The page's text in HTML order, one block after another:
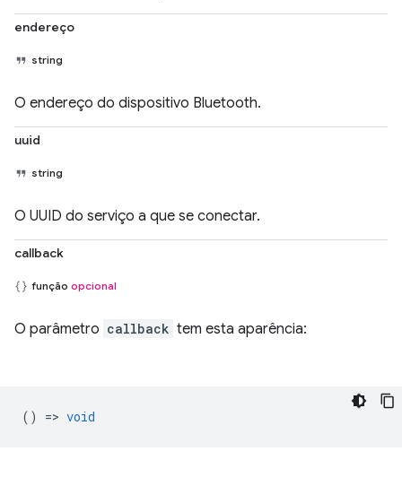
endereço
string
O endereço do dispositivo Bluetooth.
uuid
string
O UUID do serviço a que se conectar.
callback
função opcional
O parâmetro callback tem esta aparência:
() => void